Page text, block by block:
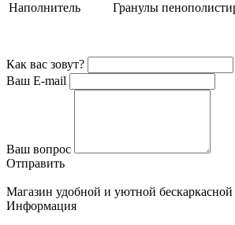
Наполнитель
Гранулы
Как вас зовут?
Ваш E-mail
Ваш вопрос
Отправить
Магазин удобной и уютной бескаркасной
Информация